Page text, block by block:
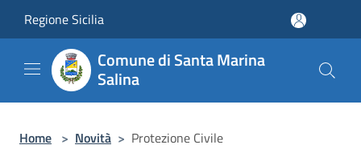
Regione Sicilia
Comune di Santa Marina
Salina
Home > Novità > Protezione Civile